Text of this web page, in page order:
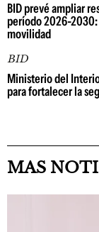
BID prevé ampliar
período 2026-
movilidad
BID
Ministerio del
para fortalecer la
MAS